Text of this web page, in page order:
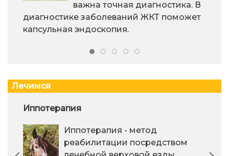
важна точная диагностика. В
диагностике заболеваний ЖКТ поможет
капсульная эндоскопия.
Лечимся
Иппотерапия
Иппотерапия - метод
реабилитации посредством